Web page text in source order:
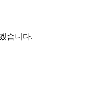
습니다.